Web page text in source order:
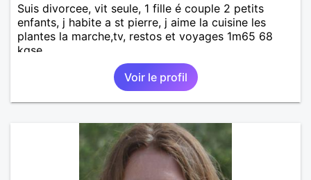
Suis divorcee, vit seule, 1 fille é couple 2 petits
enfants, j habite a st pierre, j aime la cuisine les
plantes la marche,tv, restos et voyages 1m65 68
kgse
Voir le profil